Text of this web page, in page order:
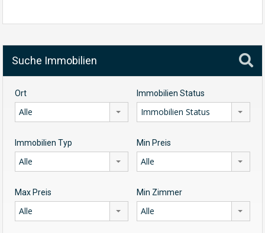
Suche Immobilien
Ort
Alle
Immobilien Status
Immobilien Status
Immobilien Typ
Alle
Min Preis
Alle
Max Preis
Alle
Min Zimmer
Alle